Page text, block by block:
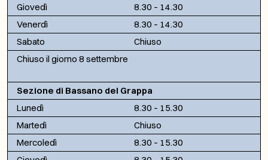
Giovedì
8.30 – 14.30
Venerdì
8.30 – 14.30
Sabato
Chiuso
Chiuso il giorno 8 settembre
Sezione di Bassano del Grappa
Lunedì
8.30 – 15.30
Martedì
Chiuso
Mercoledì
8.30 – 15.30